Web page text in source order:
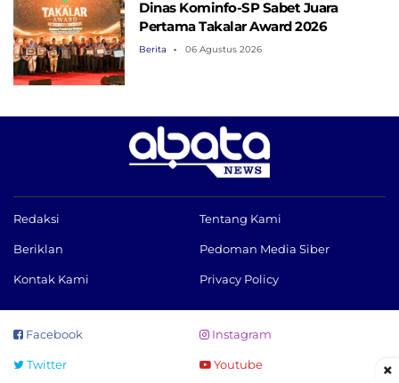
Dinas Kominfo-SP Sabet Juara
Pertama Takalar Award 2026
Berita 06 Agustus 2026
Redaksi Tentang Kami
Beriklan Pedoman Media Siber
Kontak Kami Privacy Policy
Facebook Instagram
Twitter Youtube ×